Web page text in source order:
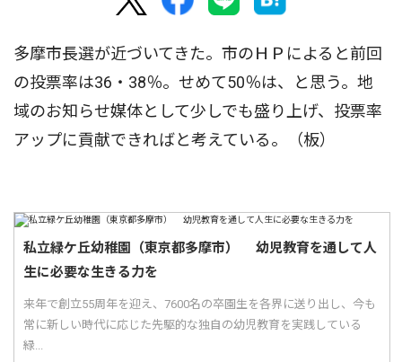
多摩市長選が近づいてきた。市のＨＰによると前回
の投票率は36・38％。せめて50％は、と思う。地
域のお知らせ媒体として少しでも盛り上げ、投票率
アップに貢献できればと考えている。（板）
私立緑ケ丘幼稚園（東京都多摩市） 幼児教育を通して人
生に必要な生きる力を
来年で創立55周年を迎え、7600名の卒園生を各界に送り出し、今も
常に新しい時代に応じた先駆的な独自の幼児教育を実践している
緑...